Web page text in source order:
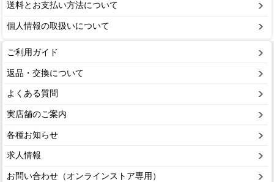
送料とお支払い方法について
個人情報の取扱いについて
ご利用ガイド
返品・交換について
よくある質問
実店舗のご案内
各種お知らせ
求人情報
お問い合わせ（オンラインストア専用）